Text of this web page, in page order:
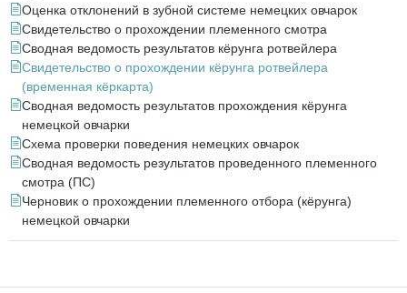
Оценка отклонений в зубной системе немецких овчарок
Свидетельство о прохождении племенного смотра
Сводная ведомость результатов кёрунга ротвейлера
Свидетельство о прохождении кёрунга ротвейлера
(временная кёркарта)
Сводная ведомость результатов прохождения кёрунга
немецкой овчарки
Схема проверки поведения немецких овчарок
Сводная ведомость результатов проведенного племенного
смотра (ПС)
Черновик о прохождении племенного отбора (кёрунга)
немецкой овчарки